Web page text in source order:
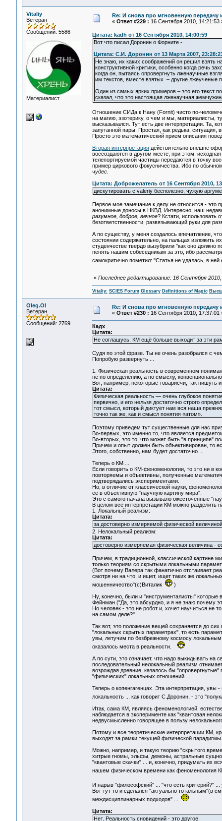
Vitaliy
Ветеран
Сообщений: 5586
Материалист
Re: И снова про мгновенную
« Ответ #229 : 16 Сентября 2010, 14:21:53
Цитата: kadh от 16 Сентября 2010, 14:00:59
Вот что писал Доронин о Форните -
Цитата: С.И. Доронин от 13 Марта 2007,
Не знаю, их каких соображений он решил взять
конструктивной критики, особенно когда речь
когда он, пытаясь опровергнуть лженаучные
им текстов, вместе взятых – другие лжеученые
Один из самых ярких примеров – это его текст
сказал, что это настоящая лженаучная
Отношение СИДа к Нану (Fornit) чисто по-
на магию, эзотерику, о чем и мы, материалисты,
высказывался. Тут есть две интерпретации. Та,
запутанной пары. Простая, как редька,
Просто это математический прием описания
Вторая интерпретациядействительно внешне
воссоздаются в другом месте; при этом,
телепортируемой частицы передаются в точку
пример циркового фокусничества. Ибо по
чудес.
Цитата: Доброжелатель от 16 Сентября 2010,
дискутировать с valeriy бесполезно, чужую
Первое мое замечание к делу не относится - это
анонимные доносы в НКВД. Интересно, наш
разумное, доброе, вечное? Кстати, использовать
безответственности, развязывающий руки для
А по существу, у меня создалось впечатление,
состоянии содержательно, на пальцах изложить
студенчестве твердо вызубрили "как оно должно
пенять нашим собеседникам за это, ибо
самокритично пометил: "Статья не удалась, в
« Последнее редактирование: 16 Сентября
Vitaliy: SCIES Forum Glossary Definitions of Magic
Oleg.Ol
Ветеран
Сообщений: 2769
Re: И снова про мгновенную
« Ответ #230 : 16 Сентября 2010, 17:37:01
Кадх
Цитата:
Не соглашусь. КМ ещё больше выходит за эти
Судя по этой фразе. Ты не очень разобрался с
Попробую развернуть ...
1. Физическая реальность в современном
не по определению, а по смыслу,
Вот, например, некоторые товарисчи, так пишуть
Цитата:
Физическая реальность — очень глубокое
первично, и его нельзя достаточно строго
тот смысл, который диктует нам вся наша
точно так же, как и смысл понятия «атом».
Поэтому приведем тут существенные для нас
Во-первых, это именно то, что является
Во-вторых, это то, что может быть "в принципе"
Причем и опыт должен быть объективирован, то
Этого, собственно, нам будет достаточно ...
Теперь о КМ ...
Если говорить о КМ-феноменологии, то это ни в
повторяемы и объективны, полученные
подтверждались экспериментами.
Но, в отличие от классической науки,
ее в объективную "научную картину мира".
Это с самого начала вызывало ожесточенные
В целом все интерпретации КМ можно разделить
1. Локальный реализм:
Цитата:
за достоверно измеряемой физической
2. Нелокальный реализм:
Цитата:
достоверно измеряемая физическая величина -
Причем, в традиционной, классической картине
только теориям со скрытыми локальными
(Вот почему Валера так фанатично отстаивает
смотря ни на что, и ищет, ищет таких же
мошенничество"(с)Виталик
)
Ну, конечно, были и "инструменталисты" которые
Фейнман ("Да, это абсурдно, и я не знаю почему
Но человек - это не робот и, хочет научиться не
на самом деле?"
Так вот, это положение вещей сохраняется до
"локальных скрытых параметрах", то есть
увы, летучим по безбрежному космосу
оказалось места в реальности.
А по сути, это означает, что надо выкидывать на
последовательный нелокальный реализм
возрождая древние, казалось бы
"физических" локальных отношений ...
Теперь о копенгагенцах. Эта интерпретация, увы
локальность ... как говорит С.Доронин, - это
Итак, сама КМ, являясь феноменологией,
наблюдается в эксперименте как "квантовая
недвусмысленно говорящее в пользу
Потому и все теоретические интерпретации КМ,
выходят за рамки текущей физической парадигмы.
Можно, например, и такую теорию "скрытого
хитрые гномы, эльфы, демоны, астральные
"квантовые скачки" ... и, конечно, придумать их
нашем физическом времени как феноменология
И нарыв "философский" ... "что есть критерий?"
Вот тут-то и сделался "актуально тотальным"(в
междисциплинарных подходов" ...
Цитата:
Нет. Реальность сновидений - это другое.